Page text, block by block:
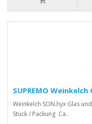
SUPREMO
Weinkelch SON.hyx Glas
Stück / Packung Ca..